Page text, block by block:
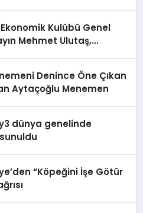
Kulübü Genel
Mehmet Ulutaş,
Denince Öne Çıkan
Aytaçoğlu Menemen
dünya genelinde
“Köpeğini İşe Götür